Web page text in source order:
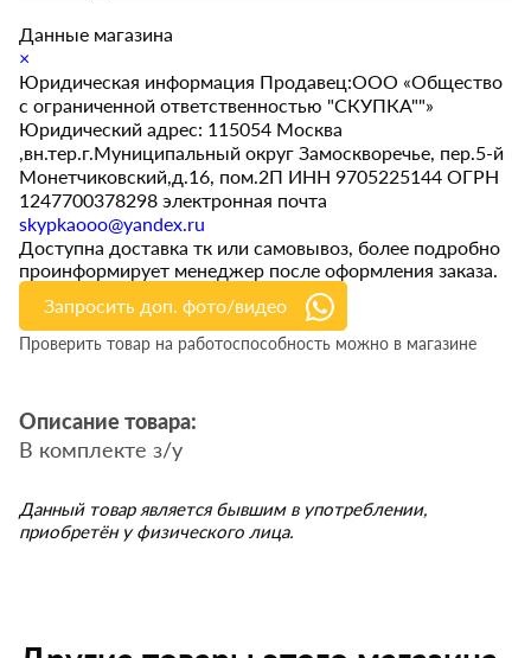
Данные магазина
×
Юридическая информация Продавец:ООО «Общество
с ограниченной ответственностью "СКУПКА""»
Юридический адрес: 115054 Москва
,вн.тер.г.Муниципальный округ Замоскворечье, пер.5-й
Монетчиковский,д.16, пом.2П ИНН 9705225144 ОГРН
1247700378298 электронная почта
skypkaooo@yandex.ru
Доступна доставка тк или самовывоз, более подробно
проинформирует менеджер после оформления заказа.
Запросить доп. фото/видео
Проверить товар на работоспособность можно в магазине
Описание товара:
В комплекте з/у
Данный товар является бывшим в употреблении,
приобретён у физического лица.